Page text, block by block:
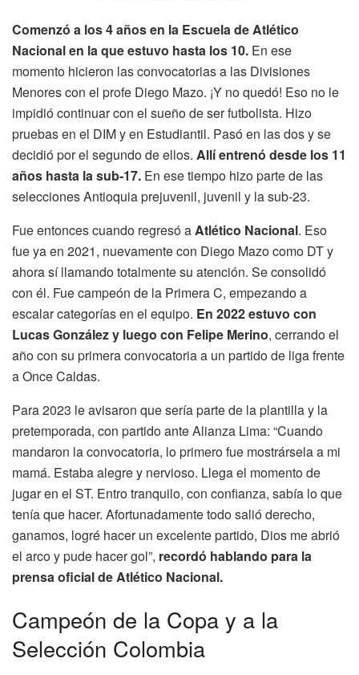
Comenzó a los 4 años en la Escuela de Atlético
Nacional en la que estuvo hasta los 10. En ese
momento hicieron las convocatorias a las Divisiones
Menores con el profe Diego Mazo. ¡Y no quedó! Eso no le
impidió continuar con el sueño de ser futbolista. Hizo
pruebas en el DIM y en Estudiantil. Pasó en las dos y se
decidió por el segundo de ellos. Allí entrenó desde los 11
años hasta la sub-17. En ese tiempo hizo parte de las
selecciones Antioquia prejuvenil, juvenil y la sub-23.
Fue entonces cuando regresó aAtlético Nacional. Eso
fue ya en 2021, nuevamente con Diego Mazo como DT y
ahora sí llamando totalmente su atención. Se consolidó
con él. Fue campeón de la Primera C, empezando a
escalar categorías en el equipo. En 2022 estuvo con
Lucas González y luego con Felipe Merino, cerrando el
año con su primera convocatoria a un partido de liga frente
a Once Caldas.
Para 2023 le avisaron que sería parte de la plantilla y la
pretemporada, con partido ante Alianza Lima: “Cuando
mandaron la convocatoria, lo primero fue mostrársela a mi
mamá. Estaba alegre y nervioso. Llega el momento de
jugar en el ST. Entro tranquilo, con confianza, sabía lo que
tenía que hacer. Afortunadamente todo salió derecho,
ganamos, logré hacer un excelente partido, Dios me abrió
el arco y pude hacer gol”, recordó hablando para la
prensa oficial de Atlético Nacional.
Campeón de la Copa y a la
Selección Colombia